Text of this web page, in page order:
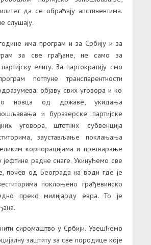
да се обраћају апстинентима.
слушају.
има програм и за Србију и за
за све грађане, не само за
елиту. За партократију смо
потпуне транспарентности
објаву свих уговора и ко
новца од државе, укидања
и буразерске партијске
уговора, штетних субвенција
заустављање поклањања
корпорацијама и претварање
радне снаге. Укинућемо све
почев од Београда на води где је
поклоњено грађевинско
преко милијарду евра. То је
сиромаштво у Србији. Увешћемо
заштиту за све породице које